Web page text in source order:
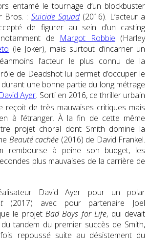
entamé le tournage d’un blockbuster
Bros. : Suicide Squad (2016). L’acteur a
de figurer au sein d’un casting
de Margot Robbie (Harley
(le Joker), mais surtout d’incarner un
l’acteur le plus connu de la
de Deadshot lui permet d’occuper le
une bonne partie du long métrage
David Ayer. Sorti en 2016, ce thriller urbain
reçoit de très mauvaises critiques mais
à l’étranger. À la fin de cette même
projet choral dont Smith domine la
Beauté cachée (2016) de David Frankel.
rembourse à peine son budget, les
plus mauvaises de la carrière de
David Ayer pour un polar
(2017) avec pour partenaire Joel
le projet Bad Boys for Life, qui devait
tandem du premier succès de Smith,
repoussé suite au désistement du